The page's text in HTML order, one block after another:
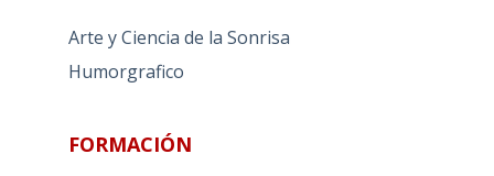
Arte y Ciencia de la Sonrisa
Humorgrafico
FORMACIÓN